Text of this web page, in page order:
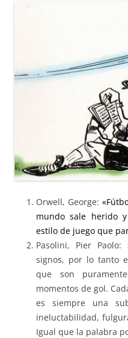
Orwell, George:
mundo sale herido
estilo de juego que
Pasolini, Pier
signos, por lo tanto
que son
momentos de gol.
es siempre una
ineluctabilidad,
Igual que la palabra